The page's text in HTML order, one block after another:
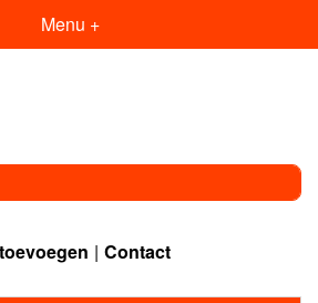
Menu +
Contact